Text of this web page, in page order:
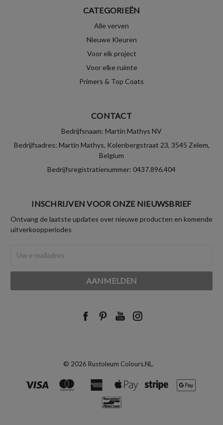
CATEGORIEËN
Alle verven
Nieuwe Kleuren
Voor elk project
Voor elke ruimte
Primers & Top Coats
CONTACT
Bedrijfsnaam: Martin Mathys NV
Bedrijfsadres: Martin Mathys, Kolenbergstraat 23, 3545 Zelem,
Belgium
Bedrijfsregistratienummer: 0437.896.404
INSCHRIJVEN VOOR ONZE NIEUWSBRIEF
Ontvang de laatste updates over nieuwe producten en komende
uitverkoopperiodes
mailadres
© 2026 Rustoleum Colours.NL.